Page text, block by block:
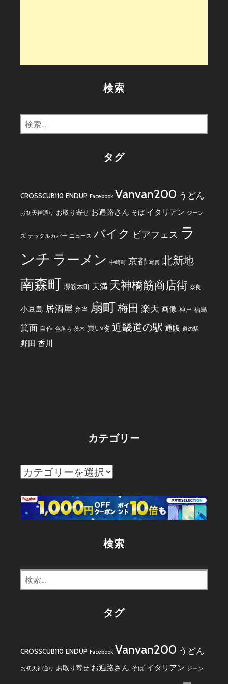
検索
検
索:
タグ
CROSSCUB110 ENDUP Facebook Vanvan200 うどん
お初天神通り お取り寄せ お遍路さん そば イタリアン ジーン
ズ ナックルカバー ニュース バイク ビアフェス ラ
ンチ ラーメン 中崎町 京都 写真 北新地
南森町 堺筋本町 天満 天神橋筋商店街 奈良
小豆島 居酒屋 弁当 扇町梅田 楽天 画像 神戸 福島
箕面 自作 色落ち 茨木 買い物 近畿道の駅 通販 道の駅
野田 香川
カテゴリー
カ
ゴ
リ
検索
検
索:
タグ
CROSSCUB110 ENDUP Facebook Vanvan200 うどん
お初天神通り お取り寄せ お遍路さん そば イタリアン ジーン